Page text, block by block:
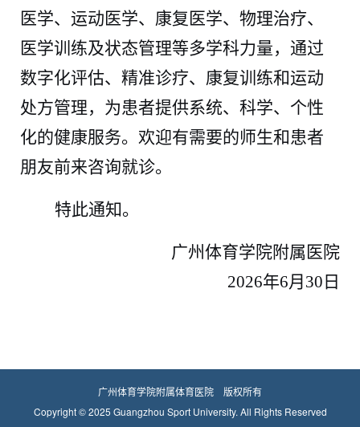
医学、运动医学、康复医学、物理治疗、
医学训练及状态管理等多学科力量，通过
数字化评估、精准诊疗、康复训练和运动
处方管理，为患者提供系统、科学、个性
化的健康服务。欢迎有需要的师生和患者
朋友前来咨询就诊。
特此通知。
广州体育学院附属医院
2026年6月 30 日
广州体育学院附属体育医院 版权所有
Copyright © 2025 Guangzhou Sport University. All Rights Reserved